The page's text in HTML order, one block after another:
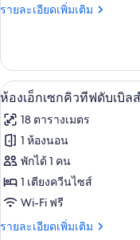
ลัก
ดับเบิล
สำหรับ
พัก
เดี่ยว
รายละเอียดเพิ่มเติม
ราย
เกี่ยว
กับ
ห้อง
ลัก
ซ์
ดับเบิล
สำหรับ
พัก
เดี่ยว
เปิด
ภาพถ่าย
ทั้งหมด
ของ
ห้อง
เอ็ก
เซก
4
ห้องเอ็กเซกคิวทีฟดับเบิล
18 ตารางเมตร
1 ห้องนอน
พักได้ 1 คน
1 เตียงควีนไซส์
Wi-Fi ฟรี
รายละเอียดเพิ่มเติม
ราย